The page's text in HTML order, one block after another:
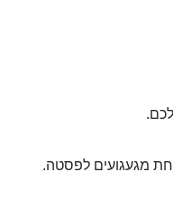
מגעגועים לפסטה.